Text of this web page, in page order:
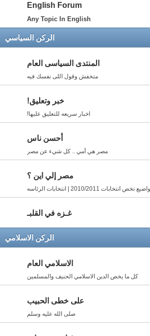
English Forum
Any Topic In English
الركن السياسي
المنتدى السياسى العام
متخفش وقول اللى نفسك فيه
خبر وتعليق!
اخبار سريعه للتعليق عليها!
أحسن ناس
مصر هي أمي .. كل شيء عن مصر
مصر إلي اين ؟
تخص انتخابات 2010/2011 | انتخابات الرئاسه
غـزه في القلبـ
الركن الاسلامي
الاسلامي العام
كل ما يخص الدين الاسلامي الحنيف والمسلمين
على خطى الحبيب
صلى الله عليه وسلم